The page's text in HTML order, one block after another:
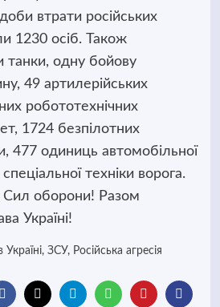
втрати російських
1230 осіб. Також
одну бойову
49 артилерійських
робототехнічних
1724 безпілотних
477 одиниць автомобільної
техніки ворога.
Сил оборони! Разом
Україні!
Україні, ЗСУ, Російська агресія